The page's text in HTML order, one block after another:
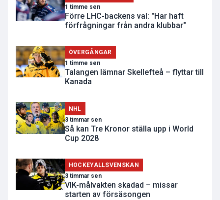
1 timme sen
Förre LHC-backens val: "Har haft
förfrågningar från andra klubbar"
ÖVERGÅNGAR
1 timme sen
Talangen lämnar Skellefteå – flyttar till
Kanada
NHL
3 timmar sen
Så kan Tre Kronor ställa upp i World
Cup 2028
HOCKEYALLSVENSKAN
3 timmar sen
VIK-målvakten skadad – missar
starten av försäsongen